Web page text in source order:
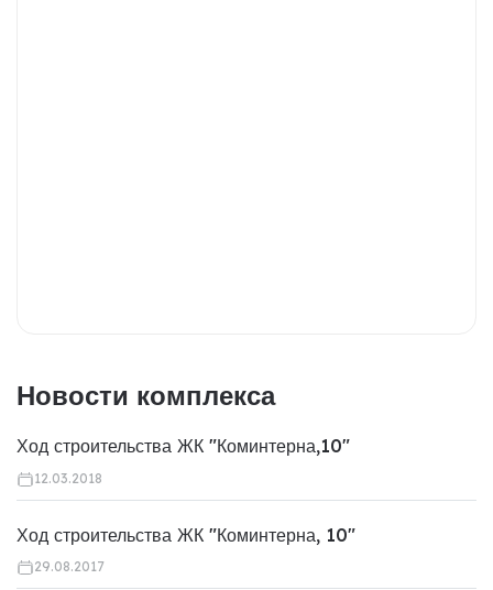
Новости комплекса
Ход строительства ЖК "Коминтерна,10"
12.03.2018
Ход строительства ЖК "Коминтерна, 10"
29.08.2017